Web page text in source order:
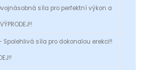
síla pro perfektní výkon a
Spolehlivá síla pro dokonalou erekci!!